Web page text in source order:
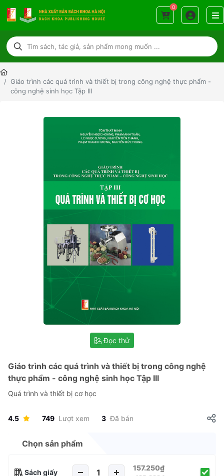
0
Giáo trình các quá trình và thiết bị trong công nghệ thực phẩm -
công nghệ sinh học Tập III
Đọc thử
Giáo trình các quá trình và thiết bị trong công nghệ
thực phẩm - công nghệ sinh học Tập III
Quá trình và thiết bị cơ học
4.5 749 Lượt xem 3 Đã bán
Chọn sản phẩm
Sách giấy
157.250₫